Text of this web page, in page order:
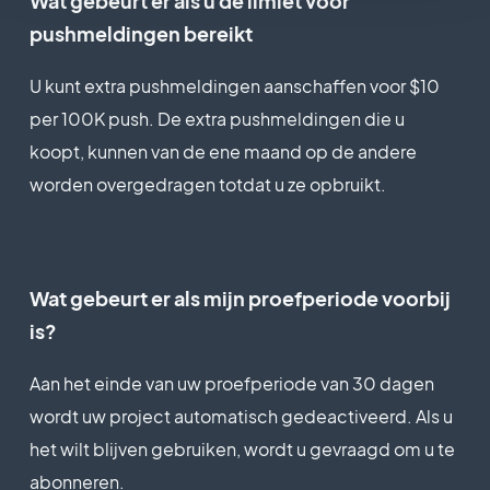
pushmeldingen bereikt
U kunt extra pushmeldingen aanschaffen voor $10
per 100K push. De extra pushmeldingen die u
koopt, kunnen van de ene maand op de andere
worden overgedragen totdat u ze opbruikt.
Wat gebeurt er als mijn proefperiode voorbij
is?
Aan het einde van uw proefperiode van 30 dagen
wordt uw project automatisch gedeactiveerd. Als u
het wilt blijven gebruiken, wordt u gevraagd om u te
abonneren.